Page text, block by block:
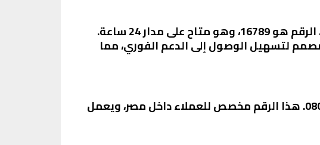
أحد أسهل الطرق للتواصل مع خدمة عملاء البريد المصري هو من خلال الخط الساخن. الرقم هو 16789، وهو متاح على مدار 24 ساعة.
لتسهيل الوصول إلى الدعم الفوري، مما
إذا كنت تفضل التواصل عبر الهاتف الثابت، يمكنك الاتصال بالرقم الأرضي 08008002800. هذا الرقم مخصص للعملاء داخل مصر، ويعمل